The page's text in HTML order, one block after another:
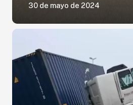
30 de mayo de 2024